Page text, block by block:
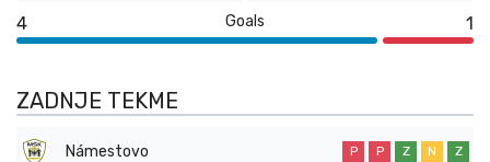
4 Goals 1
ZADNJE TEKME
Námestovo P P Z N Z